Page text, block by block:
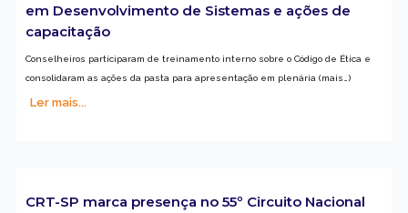
em Desenvolvimento de Sistemas e ações de
capacitação
Conselheiros participaram de treinamento interno sobre o Código de Ética e
consolidaram as ações da pasta para apresentação em plenária (mais…)
Ler mais...
CRT-SP marca presença no 55º Circuito Nacional